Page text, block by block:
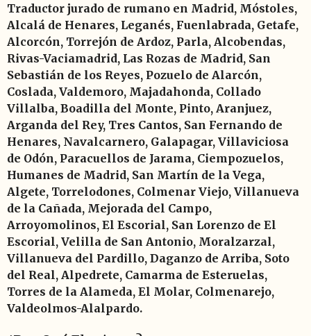
Traductor jurado de rumano en Madrid, Móstoles,
Alcalá de Henares, Leganés, Fuenlabrada, Getafe,
Alcorcón, Torrejón de Ardoz, Parla, Alcobendas,
Rivas-Vaciamadrid, Las Rozas de Madrid, San
Sebastián de los Reyes, Pozuelo de Alarcón,
Coslada, Valdemoro, Majadahonda, Collado
Villalba, Boadilla del Monte, Pinto, Aranjuez,
Arganda del Rey, Tres Cantos, San Fernando de
Henares, Navalcarnero, Galapagar, Villaviciosa
de Odón, Paracuellos de Jarama, Ciempozuelos,
Humanes de Madrid, San Martín de la Vega,
Algete, Torrelodones, Colmenar Viejo, Villanueva
de la Cañada, Mejorada del Campo,
Arroyomolinos, El Escorial, San Lorenzo de El
Escorial, Velilla de San Antonio, Moralzarzal,
Villanueva del Pardillo, Daganzo de Arriba, Soto
del Real, Alpedrete, Camarma de Esteruelas,
Torres de la Alameda, El Molar, Colmenarejo,
Valdeolmos-Alalpardo.